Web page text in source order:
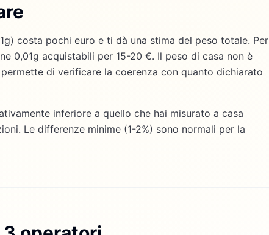
costa pochi euro e ti dà una stima del peso totale. Per
0,01g acquistabili per 15-20 €. Il peso di casa non è
di verificare la coerenza con quanto dichiarato
inferiore a quello che hai misurato a casa
Le differenze minime (1-2%) sono normali per la